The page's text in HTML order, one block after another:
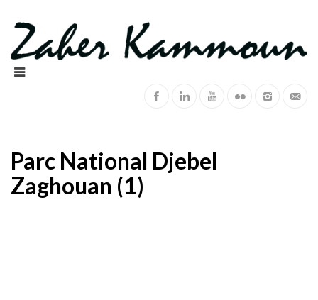
Parc National Djebel
Zaghouan (1)